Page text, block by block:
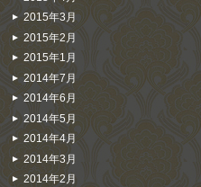
2015年3月
2015年2月
2015年1月
2014年7月
2014年6月
2014年5月
2014年4月
2014年3月
2014年2月